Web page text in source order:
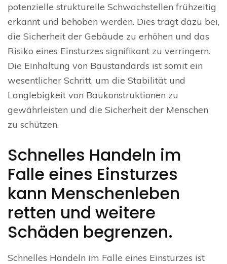
potenzielle strukturelle Schwachstellen frühzeitig
erkannt und behoben werden. Dies trägt dazu bei,
die Sicherheit der Gebäude zu erhöhen und das
Risiko eines Einsturzes signifikant zu verringern.
Die Einhaltung von Baustandards ist somit ein
wesentlicher Schritt, um die Stabilität und
Langlebigkeit von Baukonstruktionen zu
gewährleisten und die Sicherheit der Menschen
zu schützen.
Schnelles Handeln im
Falle eines Einsturzes
kann Menschenleben
retten und weitere
Schäden begrenzen.
Schnelles Handeln im Falle eines Einsturzes ist